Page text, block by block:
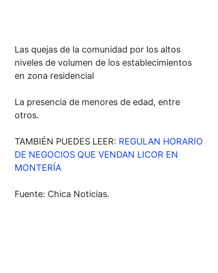
Las quejas de la comunidad por los altos
niveles de volumen de los establecimientos
en zona residencial
La presencia de menores de edad, entre
otros.
TAMBIÉN PUEDES LEER: REGULAN HORARIO
DE NEGOCIOS QUE VENDAN LICOR EN
MONTERÍA
Fuente: Chica Noticias.